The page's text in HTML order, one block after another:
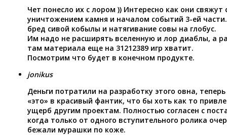
Чет понесло их с лором )) Интересно как они
уничтожением камня и началом событий 3-ей
бред сивой кобылы и натягивание совы на глобус.
Им надо не расширять вселенную и лор диаблы, а
там материала еще на 31212389 игр хватит.
Посмотрим что будет в конечном продукте.
jonikus
Деньги потратили на разработку этого овна,
«это» в красивый фантик, что бы хоть как то
ущерб другим проектам. Полностью согласен с
когда только от одного вступительного ролика
бежали мурашки по коже.